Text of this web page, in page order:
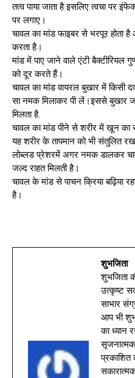
तत्व पाया जाता है इसलिए त्वचा पर
पर लगाए।
चावल का मांड फाइबर से भरपूर होता
करता है।
मांड में पाए जाने वाले एंटी
को दूर करते हैं।
चावल का मांड वायरल बुखार में किसी
सा नमक मिलाकर पी लें।इससे बुखार
मिलता है.
चावल का मांड पीने से शरीर में खून का
यह शरीर के तापमान को भी संतुलित
लोब्लड प्रेशरमें अगर नमक डालकर
जल्द राहत मिलती है।
चावल के मांड से पाचन क्रिया बढ़िया
है।
शुभजिता
शुभजिता
उत्कृष्ट
साभार
आप भी
का
सृजनात्मक